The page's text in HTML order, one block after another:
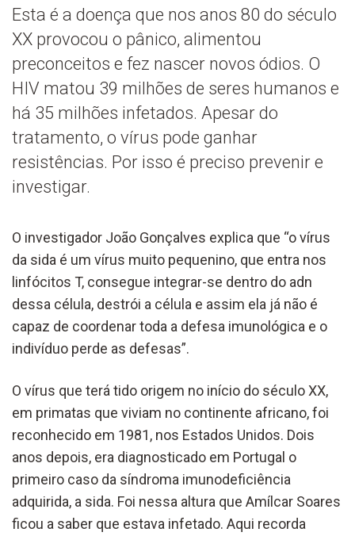
Esta é a doença que nos anos 80 do século
XX provocou o pânico, alimentou
preconceitos e fez nascer novos ódios. O
HIV matou 39 milhões de seres humanos e
há 35 milhões infetados. Apesar do
tratamento, o vírus pode ganhar
resistências. Por isso é preciso prevenir e
investigar.
O investigador João Gonçalves explica que “o vírus
da sida é um vírus muito pequenino, que entra nos
linfócitos T, consegue integrar-se dentro do adn
dessa célula, destrói a célula e assim ela já não é
capaz de coordenar toda a defesa imunológica e o
indivíduo perde as defesas”.
O vírus que terá tido origem no início do século XX,
em primatas que viviam no continente africano, foi
reconhecido em 1981, nos Estados Unidos. Dois
anos depois, era diagnosticado em Portugal o
primeiro caso da síndroma imunodeficiência
adquirida, a sida. Foi nessa altura que Amílcar Soares
ficou a saber que estava infetado. Aqui recorda